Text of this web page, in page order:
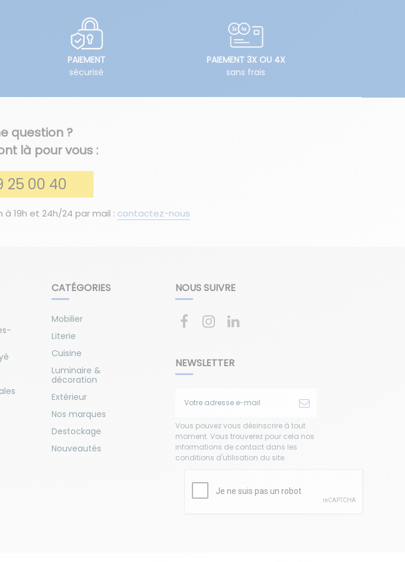
question ?
là pour vous :
25 00 40
19h et 24h/24 par mail : contactez-nous
PAIEMENT
sécurisé
PAIEMENT 3X OU 4X
sans frais
CATÉGORIES
Mobilier
Literie
Cuisine
Luminaire &
décoration
Extérieur
Nos marques
Destockage
Nouveautés
NOUS SUIVRE
NEWSLETTER
Vous pouvez vous désinscrire à tout
moment. Vous trouverez pour cela nos
informations de contact dans les
conditions d'utilisation du site.